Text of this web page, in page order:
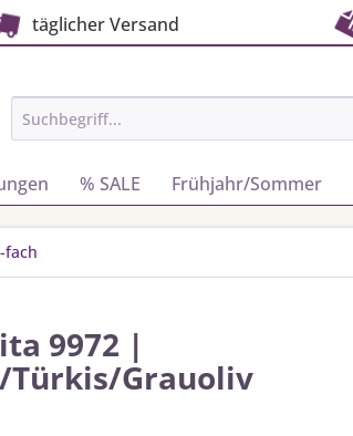
täglicher Versand
% SALE Frühjahr/Sommer
fach
9972 |
Türkis/Grauoliv